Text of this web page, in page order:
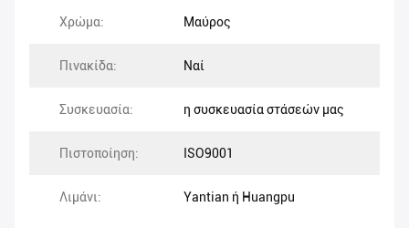
Χρώμα: Μαύρος
Πινακίδα: Ναί
Συσκευασία: η συσκευασία στάσεών μας
Πιστοποίηση: ISO9001
Λιμάνι: Yantian ή Huangpu